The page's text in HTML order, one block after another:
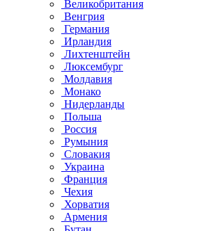
Великобритания
Венгрия
Германия
Ирландия
Лихтенштейн
Люксембург
Молдавия
Монако
Нидерланды
Польша
Россия
Румыния
Словакия
Украина
Франция
Чехия
Хорватия
Армения